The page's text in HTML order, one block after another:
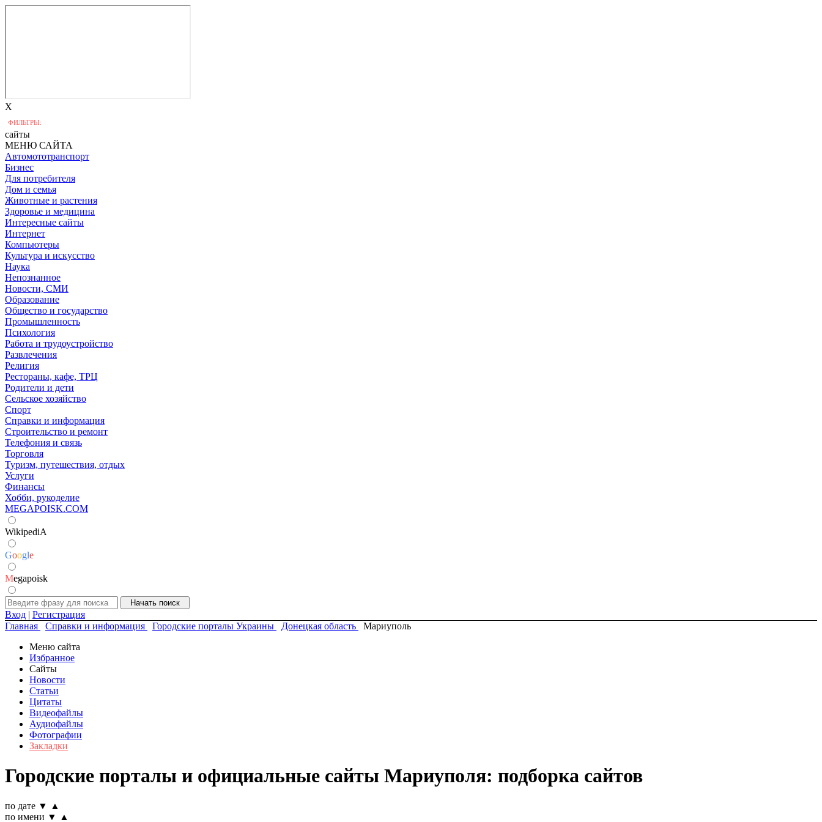
X
ФИЛЬТРЫ:
сайты
МЕНЮ САЙТА
Автомототранспорт
Бизнес
Для потребителя
Дом и семья
Животные и растения
Здоровье и медицина
Интересные сайты
Интернет
Компьютеры
Культура и искусство
Наука
Непознанное
Новости, СМИ
Образование
Общество и государство
Промышленность
Психология
Работа и трудоустройство
Развлечения
Религия
Рестораны, кафе, ТРЦ
Родители и дети
Сельское хозяйство
Спорт
Справки и информация
Строительство и ремонт
Телефония и связь
Торговля
Туризм, путешествия, отдых
Услуги
Финансы
Хобби, рукоделие
MEGAPOISK.COM
WikipediA
Google
Megapoisk
Вход | Регистрация
Главная
Справки и информация Городские порталы Украины Донецкая область
Мариуполь
Меню сайта
Избранное
Сайты
Новости
Статьи
Цитаты
Видеофайлы
Аудиофайлы
Фотографии
Закладки
Городские порталы и официальные сайты Мариуполя: подборка сайтов
по дате ▼
▲
по имени ▼
▲